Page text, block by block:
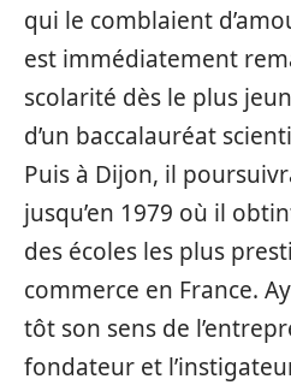
qui le comblaient
est immédiatement
scolarité dès le plus
d’un baccalauréat
Puis à Dijon, il
jusqu’en 1979 où il
des écoles les plus
commerce en France.
tôt son sens de
fondateur et